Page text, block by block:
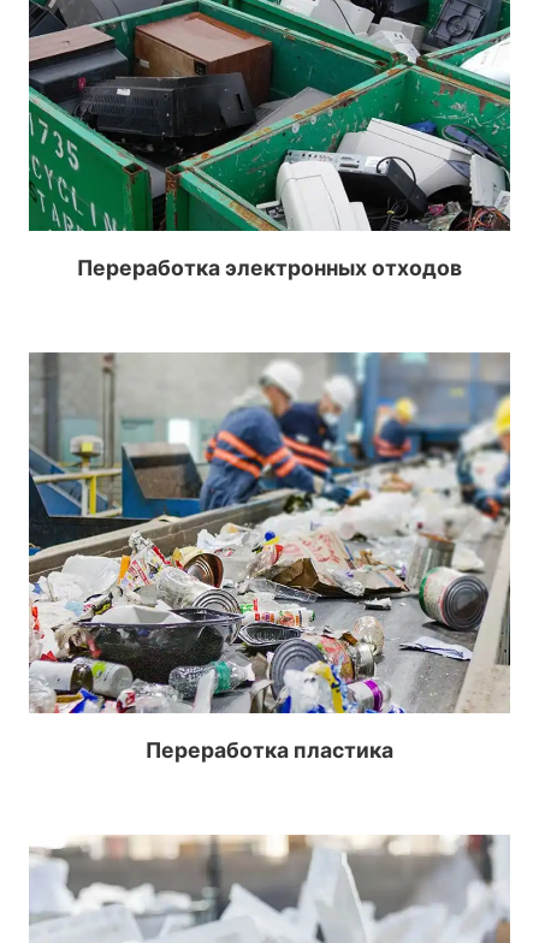
Переработка электронных отходов
Переработка пластика